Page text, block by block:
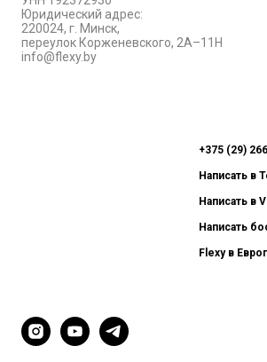
Юридический адрес:
220024, г. Минск,
переулок Корженевского, 2А–11Н
info@flexy.by
+375 (29)
Написать в
Написать в
Написать
Flexy в